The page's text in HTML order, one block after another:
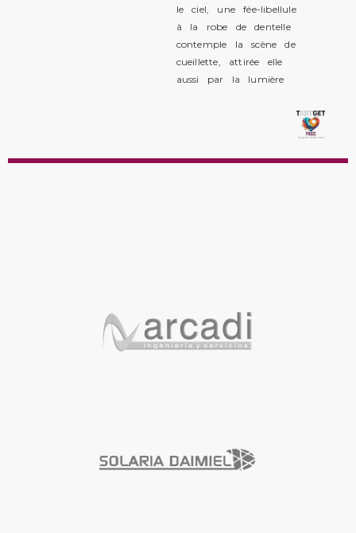
le ciel, une fée-libellule
à la robe de dentelle
contemple la scène de
cueillette, attirée elle
aussi par la lumière